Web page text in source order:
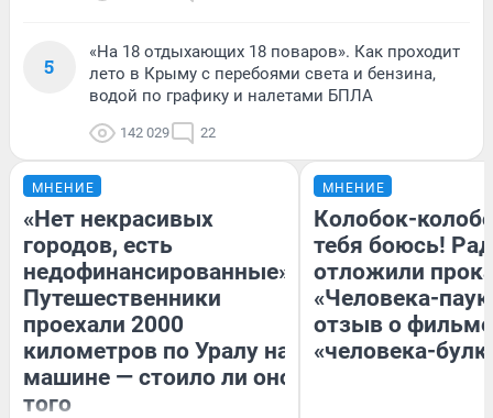
5
«На 18 отдыхающих 18 поваров». Как проходит
лето в Крыму с перебоями света и бензина,
водой по графику и налетами БПЛА
142 029 22
МНЕНИЕ
«Нет некрасивых
городов, есть
недофинансированные».
Путешественники
проехали 2000
километров по Уралу на
машине — стоило ли оно
того
МНЕНИЕ
Колобок-
тебя боюсь!
отложили
«Человека-
отзыв о
«человека-